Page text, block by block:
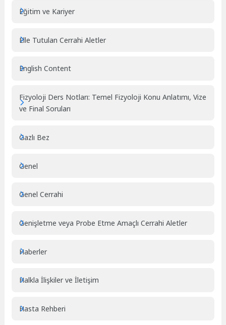
Eğitim ve Kariyer
Elle Tutulan Cerrahi Aletler
English Content
Fizyoloji Ders Notları: Temel Fizyoloji Konu Anlatımı, Vize
ve Final Soruları
Gazlı Bez
Genel
Genel Cerrahi
Genişletme veya Probe Etme Amaçlı Cerrahi Aletler
Haberler
Halkla İlişkiler ve İletişim
Hasta Rehberi